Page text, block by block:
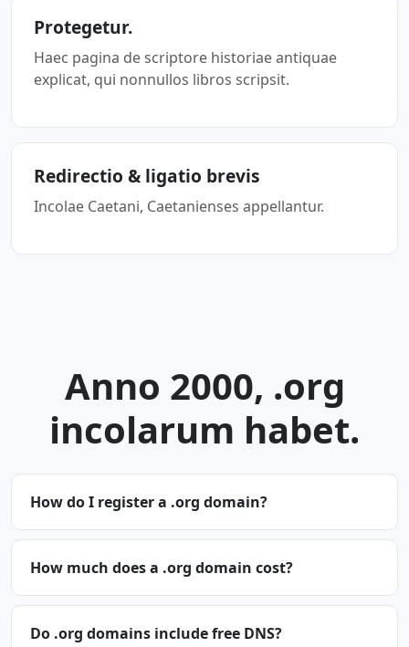
Protegetur.
Haec pagina de scriptore historiae antiquae
explicat, qui nonnullos libros scripsit.
Redirectio & ligatio brevis
Incolae Caetani, Caetanienses appellantur.
Anno 2000, .org
incolarum habet.
How do I register a .org domain?
How much does a .org domain cost?
Do .org domains include free DNS?